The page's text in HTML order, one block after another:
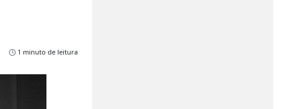
1 minuto de leitura